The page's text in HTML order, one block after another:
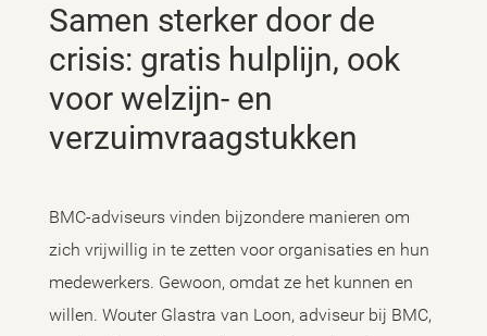
Samen sterker door de
crisis: gratis hulplijn, ook
voor welzijn- en
verzuimvraagstukken
BMC-adviseurs vinden bijzondere manieren om
zich vrijwillig in te zetten voor organisaties en hun
medewerkers. Gewoon, omdat ze het kunnen en
willen. Wouter Glastra van Loon, adviseur bij BMC,